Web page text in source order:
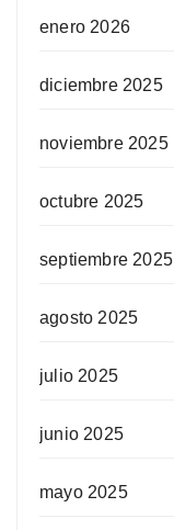
enero 2026
diciembre 2025
noviembre 2025
octubre 2025
septiembre 2025
agosto 2025
julio 2025
junio 2025
mayo 2025